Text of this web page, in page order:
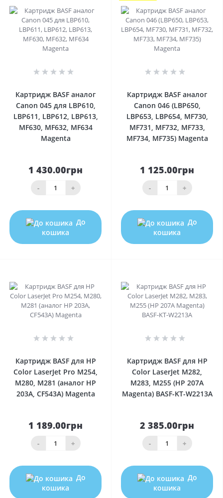
Картридж BASF аналог
Canon 045 для LBP610,
LBP611, LBP612, LBP613,
MF630, MF632, MF634
Magenta
1 430.00грн
- +
До
кошика
Картридж BASF аналог
Canon 046 (LBP650,
LBP653, LBP654, MF730,
MF731, MF732, MF733,
MF734, MF735) Magenta
1 125.00грн
- +
До
кошика
Картридж BASF для HP
Color LaserJet Pro M254,
M280, M281 (аналог HP
203A, CF543A) Magenta
1 189.00грн
- +
До
кошика
Картридж BASF для HP
Color LaserJet M282,
M283, M255 (HP 207A
Magenta) BASF-KT-W2213A
2 385.00грн
- +
До
кошика